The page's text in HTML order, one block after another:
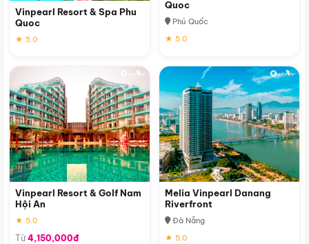
Vinpearl Resort & Spa Phu
Quoc
★ 5.0
Quoc
Phú Quốc
★ 5.0
Vinpearl Resort & Golf Nam
Hội An
★ 5.0
Từ4,150,000đ
Melia Vinpearl Danang
Riverfront
Đà Nẵng
★ 5.0